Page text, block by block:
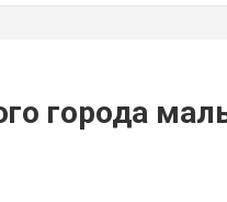
города